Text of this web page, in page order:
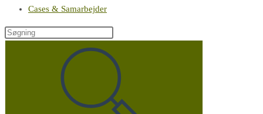
Cases & Samarbejder
Søg